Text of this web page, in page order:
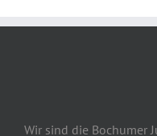
Wir sind die Bochumer